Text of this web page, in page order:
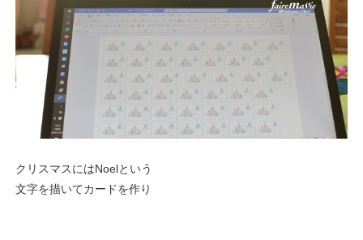
クリスマスにはNoelという
文字を描いてカードを作り